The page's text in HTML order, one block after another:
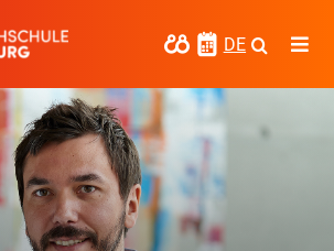
DE